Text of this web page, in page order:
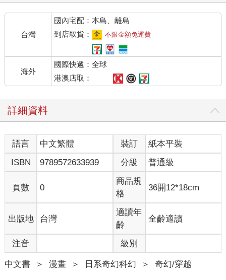
台灣
國內宅配：本島、離島
到店取貨：
不限金額免運費
海外
國際快遞：全球
港澳店取：
詳細資料
語言 中文繁體 裝訂
紙本平裝
ISBN
9789572633939 分級 普通級
頁數 0
商品規
格
36開12*18cm
出版地 台灣
適讀年
齡
全齡適讀
注音 級別
中文書 ＞ 漫畫 ＞ 日系奇幻科幻 ＞ 奇幻/穿越